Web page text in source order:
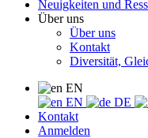
Neuigkeiten und
Über uns
Über uns
Kontakt
Diversität,
EN
EN
DE
Kontakt
Anmelden